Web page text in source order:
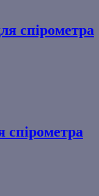
спірометра